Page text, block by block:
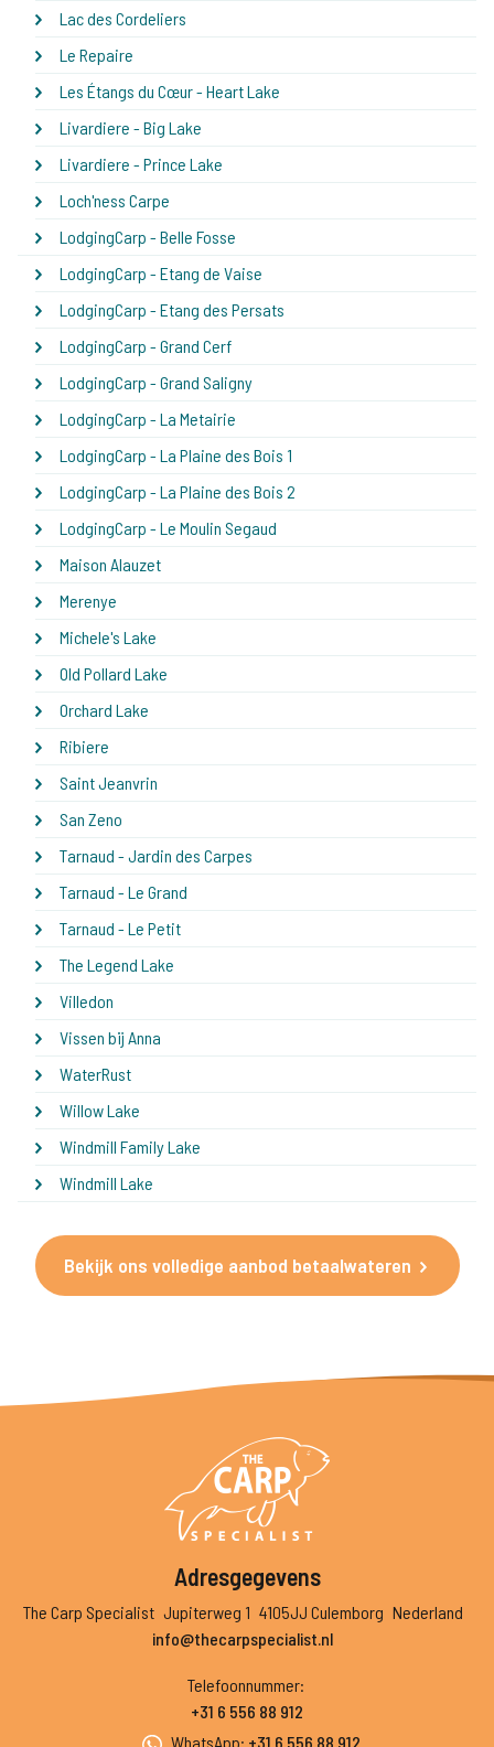
Lac des Cordeliers
Le Repaire
Les Étangs du Cœur - Heart Lake
Livardiere - Big Lake
Livardiere - Prince Lake
Loch'ness Carpe
LodgingCarp - Belle Fosse
LodgingCarp - Etang de Vaise
LodgingCarp - Etang des Persats
LodgingCarp - Grand Cerf
LodgingCarp - Grand Saligny
LodgingCarp - La Metairie
LodgingCarp - La Plaine des Bois 1
LodgingCarp - La Plaine des Bois 2
LodgingCarp - Le Moulin Segaud
Maison Alauzet
Merenye
Michele's Lake
Old Pollard Lake
Orchard Lake
Ribiere
Saint Jeanvrin
San Zeno
Tarnaud - Jardin des Carpes
Tarnaud - Le Grand
Tarnaud - Le Petit
The Legend Lake
Villedon
Vissen bij Anna
WaterRust
Willow Lake
Windmill Family Lake
Windmill Lake
Bekijk ons volledige aanbod betaalwateren
Adresgegevens
The Carp Specialist Jupiterweg 1 4105JJ Culemborg Nederland
info@thecarpspecialist.nl
Telefoonnummer:
+31 6 556 88 912
WhatsApp: +31 6 556 88 912